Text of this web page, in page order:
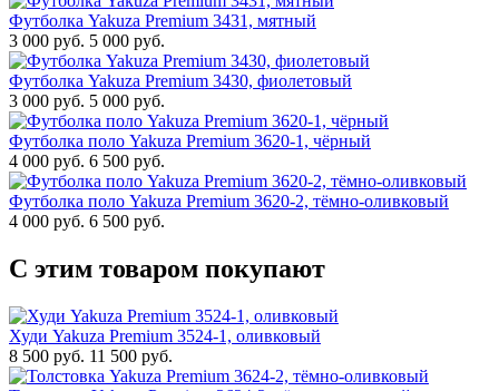
Футболка Yakuza Premium 3431, мятный
3 000 руб. 5 000 руб.
Футболка Yakuza Premium 3430, фиолетовый
3 000 руб. 5 000 руб.
Футболка поло Yakuza Premium 3620-1, чёрный
4 000 руб. 6 500 руб.
Футболка поло Yakuza Premium 3620-2, тёмно-оливковый
4 000 руб. 6 500 руб.
С этим товаром покупают
Худи Yakuza Premium 3524-1, оливковый
8 500 руб. 11 500 руб.